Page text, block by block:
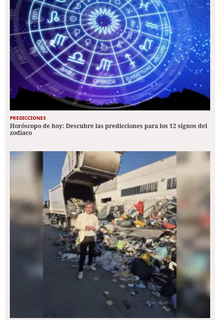
PREDICCIONES
Horóscopo de hoy: Descubre las predicciones para los 12 signos del
zodiaco